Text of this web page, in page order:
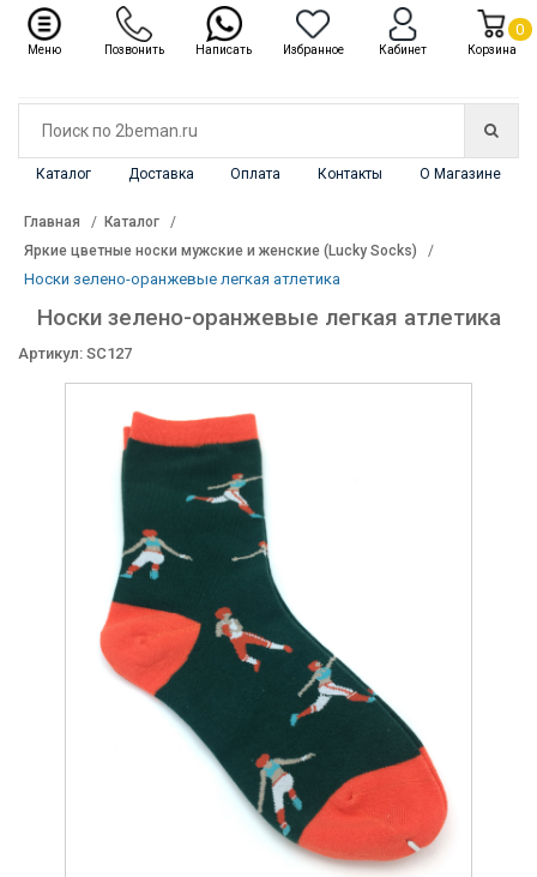
Каталог Доставка Оплата Контакты О Магазине
Каталог ✖
Главная
Каталог
Яркие цветные носки мужские и женские (Lucky Socks)
Носки зелено-оранжевые легкая атлетика
Носки зелено-оранжевые легкая атлетика
Артикул: SC127
Меню Позвонить Написать Избранное Кабинет Корзина
0